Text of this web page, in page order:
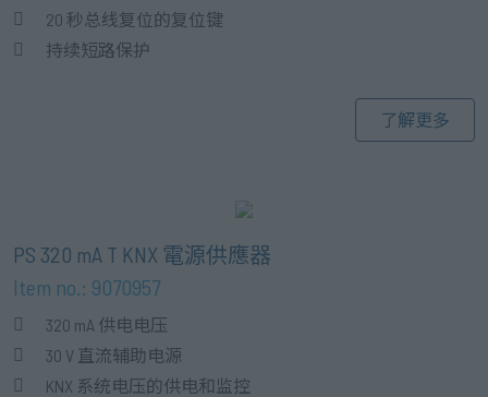
20 秒总线复位的复位键
持续短路保护
了解更多
PS 320 mA T KNX 電源供應器
Item no.: 9070957
320 mA 供电电压
30 V 直流辅助电源
KNX 系统电压的供电和监控